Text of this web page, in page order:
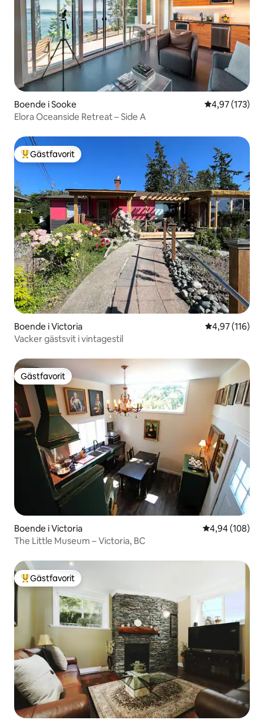
Boende i Sooke 4,97 av 5 i
4,97 (173)
Elora Oceanside Retreat – Side A
Populär gästfavorit
Gästfavorit
Boende i Victoria 4,97 av 5 i
4,97 (116)
Vacker gästsvit i vintagestil
Gästfavorit
Gästfavorit
Boende i Victoria 4,94 av 5 i
4,94 (108)
The Little Museum – Victoria, BC
Populär gästfavorit
Gästfavorit